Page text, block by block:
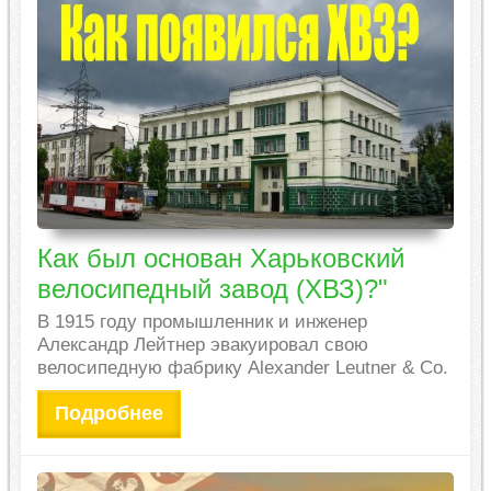
Как был основан Харьковский
велосипедный завод (ХВЗ)?"
В 1915 году промышленник и инженер
Александр Лейтнер эвакуировал свою
велосипедную фабрику Alexander Leutner & Co.
Подробнее